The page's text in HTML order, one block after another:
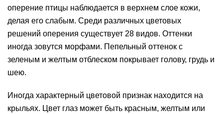
оперение птицы наблюдается в верхнем слое кожи,
делая его слабым. Среди различных цветовых
решений оперения существует 28 видов. Оттенки
иногда зовутся морфами. Пепельный оттенок с
зеленым и желтым отблеском покрывает голову, грудь и
шею.
Иногда характерный цветовой признак находится на
крыльях. Цвет глаз может быть красным, желтым или